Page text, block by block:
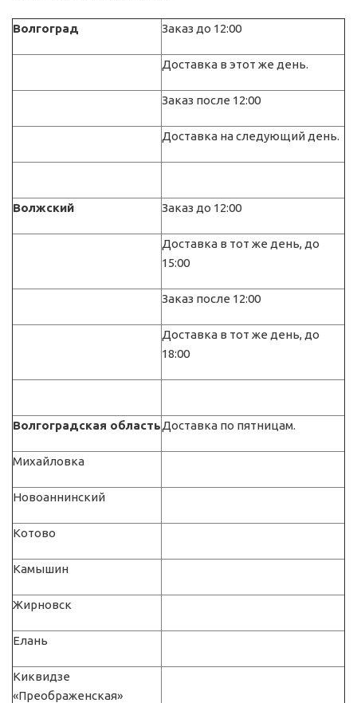
Волгоград Заказ до 12:00
Доставка в этот же день.
Заказ после 12:00
Доставка на следующий день.
Волжский Заказ до 12:00
Доставка в тот же день, до
15:00
Заказ после 12:00
Доставка в тот же день, до
18:00
Волгоградская областьДоставка по пятницам.
Михайловка
Новоаннинский
Котово
Камышин
Жирновск
Елань
Киквидзе
«Преображенская»